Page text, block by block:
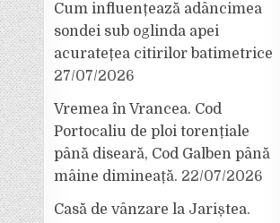
Cum influențează adâncimea
sondei sub oglinda apei
acuratețea citirilor batimetrice
27/07/2026
Vremea în Vrancea. Cod
Portocaliu de ploi torențiale
până diseară, Cod Galben până
mâine dimineață. 22/07/2026
Casă de vânzare la Jariștea.